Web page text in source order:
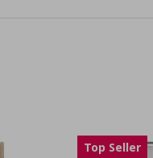
Top Seller